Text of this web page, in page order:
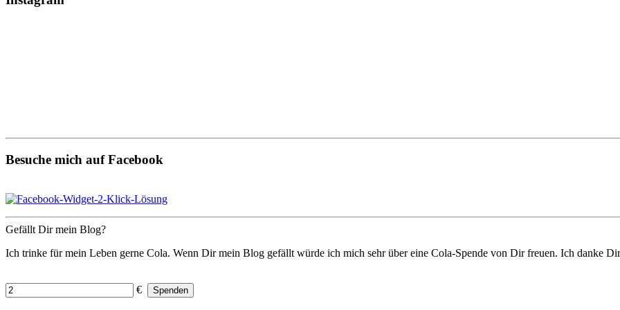
Besuche mich auf Facebook
Gefällt Dir mein Blog?
Ich trinke für mein Leben gerne Cola. Wenn Dir mein Blog gefällt würde ich mich sehr über eine Cola-Spende von Dir freuen. Ich danke
€ Spenden